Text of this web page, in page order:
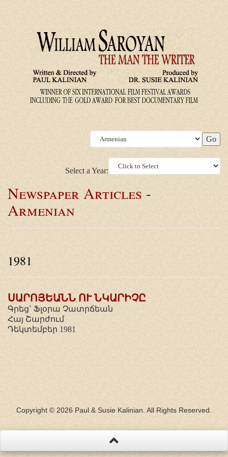
Select a Year:
Newspaper Articles -
Armenian
1981
ՍԱՐՈՅԵԱՆՆ ՈՒ ՆԿԱՐԻՉԸ
Գրեց` Ֆլօրա Չատրճեան
Հայ Շարժում
Դեկտեմբեր 1981
Copyright © 2026 Paul & Susie Kalinian. All Rights Reserved.